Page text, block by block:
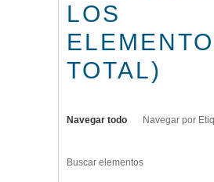
LOS
TOTAL)
Navegar todo Navegar por
Buscar elementos